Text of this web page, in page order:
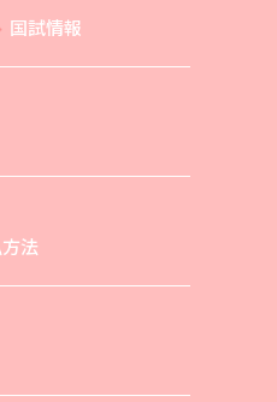
国試情報
法